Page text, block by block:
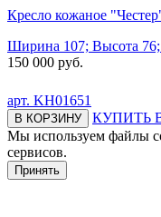
Кресло кожаное
Ширина 107; Высота 76;
150 000 руб.
арт. KH01651
В КОРЗИНУ
КУПИТЬ
Мы используем файлы
сервисов.
Принять